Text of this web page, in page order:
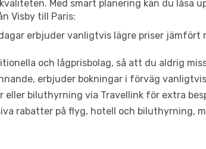
Med smart planering kan du låsa
Visby till Paris:
erbjuder vanligtvis lägre priser jämfört
och lågprisbolag, så att du aldrig
erbjuder bokningar i förväg
eller biluthyrning via Travellink för extra
rabatter på flyg, hotell och biluthyrning,